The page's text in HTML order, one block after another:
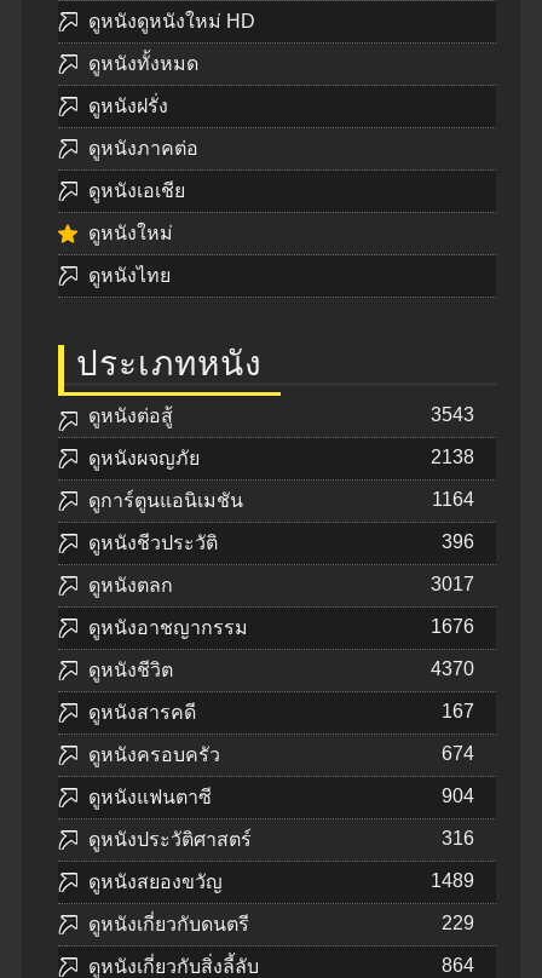
ดูหนังดูหนังใหม่ HD
ดูหนังทั้งหมด
ดูหนังฝรั่ง
ดูหนังภาคต่อ
ดูหนังเอเชีย
ดูหนังใหม่
ดูหนังไทย
ประเภทหนัง
ดูหนังต่อสู้ 3543
ดูหนังผจญภัย 2138
ดูการ์ตูนแอนิเมชัน 1164
ดูหนังชีวประวัติ 396
ดูหนังตลก 3017
ดูหนังอาชญากรรม 1676
ดูหนังชีวิต 4370
ดูหนังสารคดี 167
ดูหนังครอบครัว 674
ดูหนังแฟนตาซี 904
ดูหนังประวัติศาสตร์ 316
ดูหนังสยองขวัญ 1489
ดูหนังเกี่ยวกับดนตรี 229
ดูหนังเกี่ยวกับสิ่งลี้ลับ 864